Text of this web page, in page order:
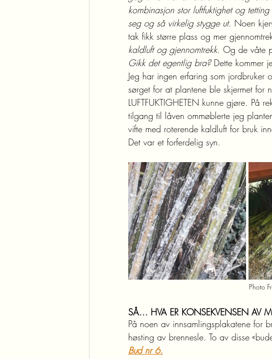
kombinasjon stor luftfuktighet og
seg og så virkelig stygge ut. Noen
tak fikk større plass og mer
kaldluft og gjennomtrekk. Og de våte
Gikk det egentlig bra? Dette kommer
Jeg har ingen erfaring som
sørget for at plantene ble skjermet for
LUFTFUKTIGHETEN kunne gjøre. På
tilgang til låven ommøblerte jeg
vifte med roterende kaldluft for bruk
Det var et forferdelig syn.
Photo
SÅ… HVA ER KONSEKVENSEN AV
På noen av innsamlingsplakatene for
høsting av brennesle. To av disse
Bud nr 6.